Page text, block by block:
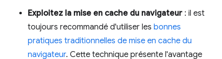
Exploitez la mise en cache du navigateur : il est
toujours recommandé d'utiliser les bonnes
pratiques traditionnelles de mise en cache du
navigateur. Cette technique présente l'avantage